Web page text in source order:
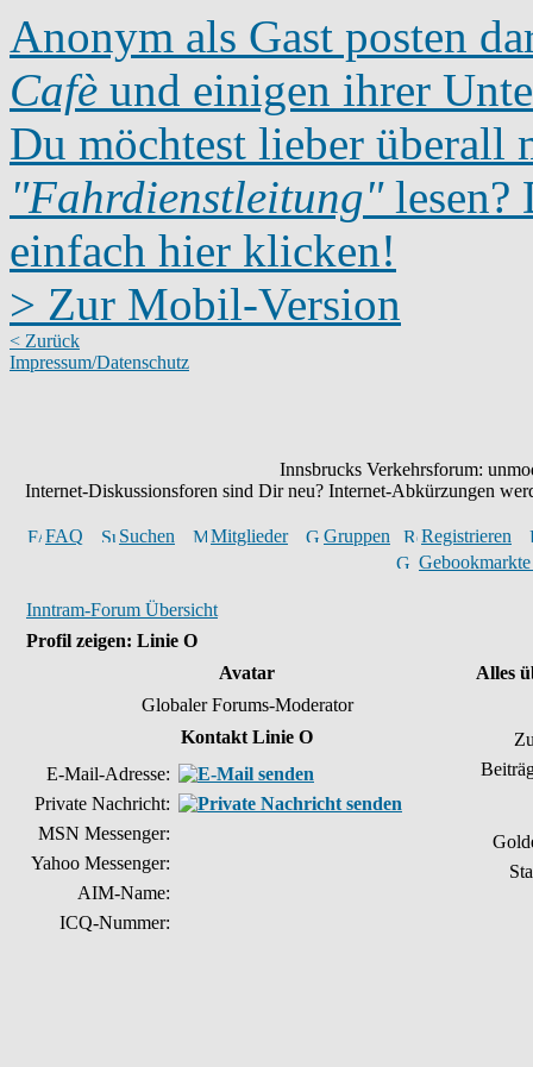
Anonym als Gast posten
Cafè und einigen ihrer
Du möchtest lieber überall
"Fahrdienstleitung"lesen?
einfach hier klicken!
> Zur Mobil-Version
< Zurück
Impressum/Datenschutz
Innsbrucks Verkehrsforum:
Internet-Diskussionsforen sind Dir neu? Internet-Abkürzungen
FAQ Suchen Mitglieder Gruppen
Registrieren
Inntram-Forum Übersicht
Profil zeigen: Linie O
Avatar
Alles
Globaler Forums-Moderator
Kontakt Linie O
E-Mail-Adresse:
Private Nachricht:
MSN Messenger:
Yahoo Messenger:
AIM-Name:
ICQ-Nummer: